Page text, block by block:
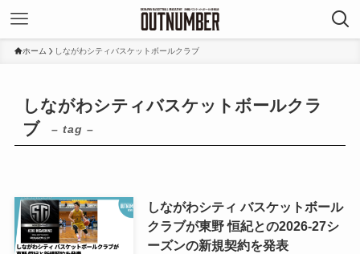
ホーム しながわシティバスケットボールクラブ
しながわシティバスケットボールクラ
ブ
– tag –
しながわシティ バスケットボール
クラブが東野 恒紀との2026-27シ
ーズンの新規契約を発表